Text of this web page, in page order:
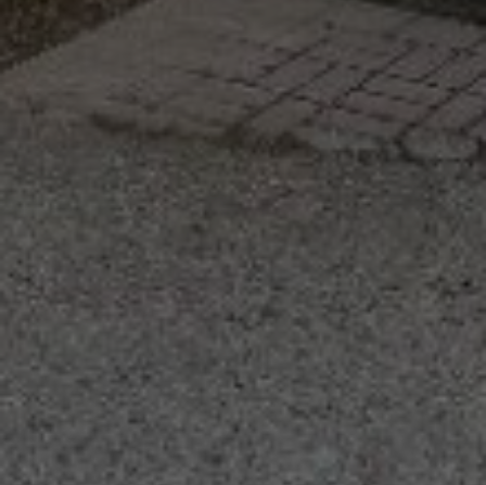
Google Tag Manager
Wenn Cookies von externen Medien akzeptiert
werden, bedarf der Zugriff auf externe Inhalte
keiner manuellen Zustimmung mehr.
Google Maps
Eingebettete Inhalte